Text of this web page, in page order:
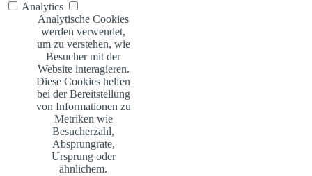
Analytics
Analytische Cookies
werden verwendet,
um zu verstehen, wie
Besucher mit der
Website interagieren.
Diese Cookies helfen
bei der Bereitstellung
von Informationen zu
Metriken wie
Besucherzahl,
Absprungrate,
Ursprung oder
ähnlichem.